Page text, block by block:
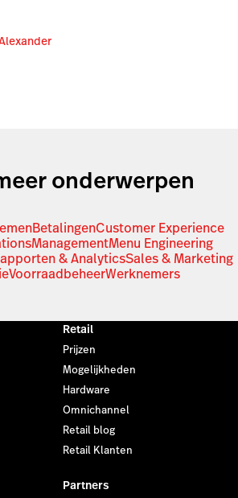
onderwerpen
BetalingenCustomer Experience
ManagementMenu Engineering
& AnalyticsSales & Marketing
VoorraadbeheerWerknemers
Retail
Prijzen
Mogelijkheden
Hardware
Omnichannel
Retail blog
Retail Klanten
Partners